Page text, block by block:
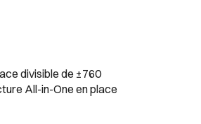
divisible de ±760
All-in-One en place